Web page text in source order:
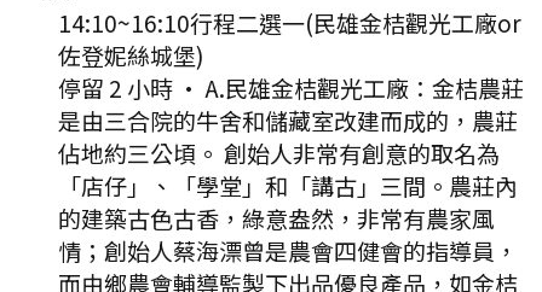
14:10~16:10行程二選一(民雄金桔觀光工廠or
佐登妮絲城堡)
停留 2 小時 · A.民雄金桔觀光工廠：金桔農莊
是由三合院的牛舍和儲藏室改建而成的，農莊
佔地約三公頃。 創始人非常有創意的取名為
「店仔」、「學堂」和「講古」三間。農莊內
的建築古色古香，綠意盎然，非常有農家風
情；創始人蔡海漂曾是農會四健會的指導員，
而由鄉農會輔導監製下出品優良產品，如金桔